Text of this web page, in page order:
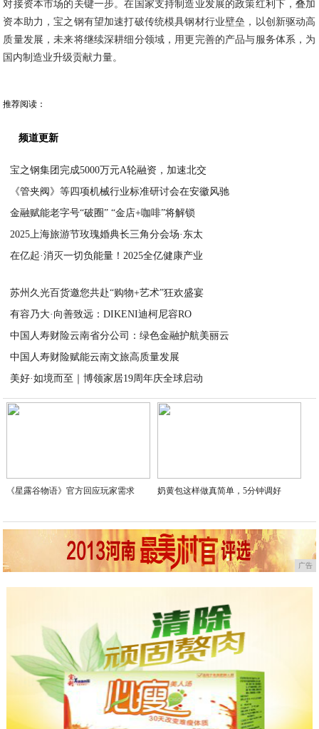
对接资本市场的关键一步。在国家支持制造业发展的政策红利下，叠加
资本助力，宝之钢有望加速打破传统模具钢材行业壁垒，以创新驱动高
质量发展，未来将继续深耕细分领域，用更完善的产品与服务体系，为
国内制造业升级贡献力量。
推荐阅读：
频道更新
宝之钢集团完成5000万元A轮融资，加速北交
《管夹阀》等四项机械行业标准研讨会在安徽风驰
金融赋能老字号“破圈” “金店+咖啡”将解锁
2025上海旅游节玫瑰婚典长三角分会场·东太
在亿起·消灭一切负能量！2025全亿健康产业
苏州久光百货邀您共赴“购物+艺术”狂欢盛宴
有容乃大·向善致远：DIKENI迪柯尼容RO
中国人寿财险云南省分公司：绿色金融护航美丽云
中国人寿财险赋能云南文旅高质量发展
美好·如境而至｜博领家居19周年庆全球启动
2025-09-21
《星露谷物语》官方回应玩家需求 奶黄包这样做真简单，5分钟调好
广告